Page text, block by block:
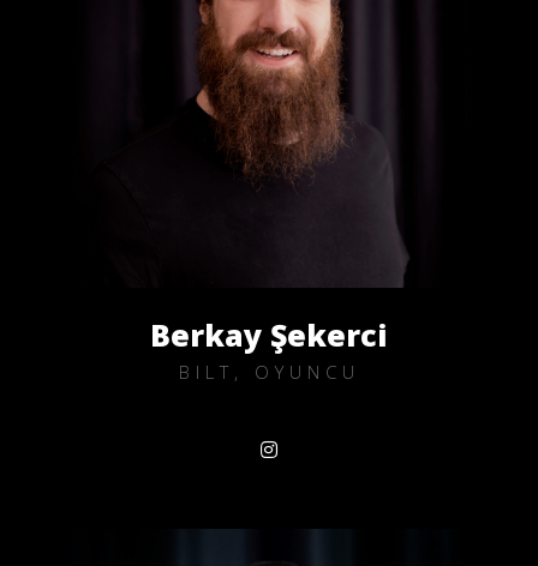
Berkay Şekerci
BILT, OYUNCU